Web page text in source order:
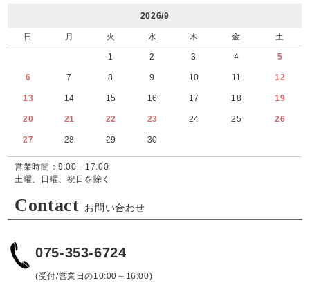
2026/9
日 月 火 水 木 金 土
1 2 3 4 5
6 7 8 9 10 11 12
13 14 15 16 17 18 19
20 21 22 23 24 25 26
27 28 29 30
営業時間：9:00－17:00
土曜、日曜、祝日を除く
Contact お問い合わせ
075-353-6724
(受付/営業日の10:00～16:00)